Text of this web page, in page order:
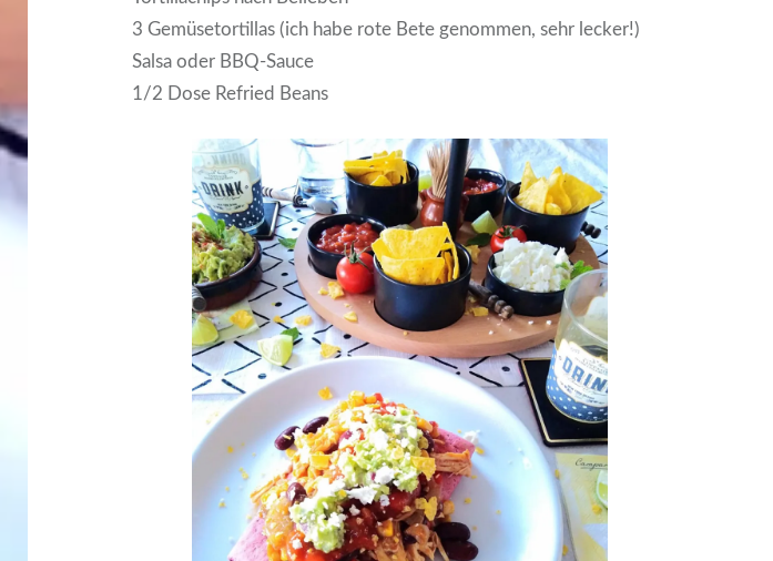
3 Gemüsetortillas (ich habe rote Bete genommen, sehr lecker!)
Salsa oder BBQ-Sauce
1/2 Dose Refried Beans